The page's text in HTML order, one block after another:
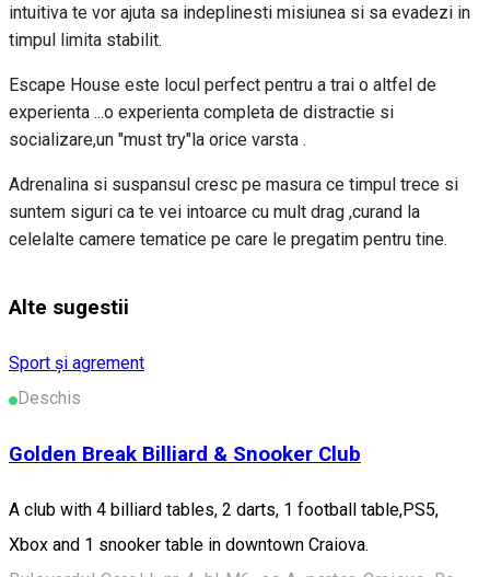
intuitiva te vor ajuta sa indeplinesti misiunea si sa evadezi in
timpul limita stabilit.
Escape House este locul perfect pentru a trai o altfel de
experienta ...o experienta completa de distractie si
socializare,un "must try"la orice varsta .
Adrenalina si suspansul cresc pe masura ce timpul trece si
suntem siguri ca te vei intoarce cu mult drag ,curand la
celelalte camere tematice pe care le pregatim pentru tine.
Alte sugestii
Sport și agrement
Deschis
Golden Break Billiard & Snooker Club
A club with 4 billiard tables, 2 darts, 1 football table,PS5,
Xbox and 1 snooker table in downtown Craiova.